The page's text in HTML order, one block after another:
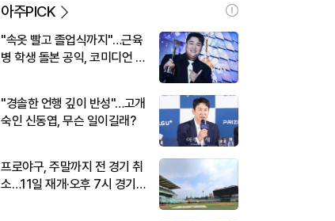
아주PICK
"속옷 빨고 졸업식까지"…근육
병 학생 돌본 공익, 코미디언 김
"경솔한 언행 깊이 반성"…고개
숙인 신동엽, 무슨 일이길래?
프로야구, 주말까지 전 경기 취
소…11일 재개·오후 7시 경기